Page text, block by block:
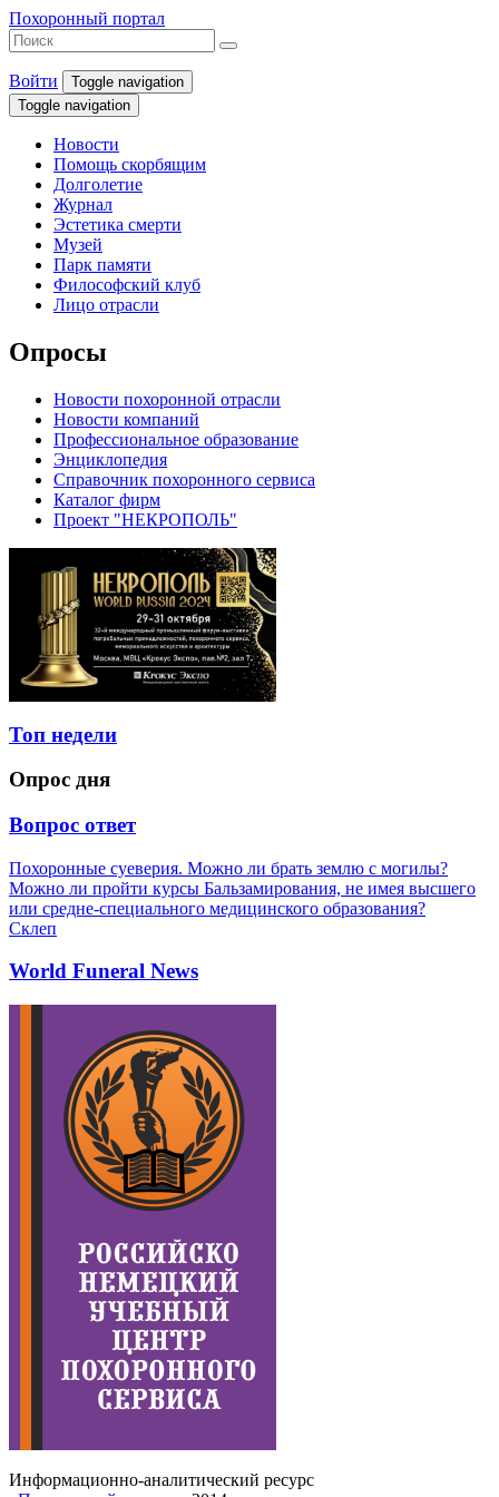
Похоронный портал
Войти
Toggle navigation
Toggle navigation
Новости
Помощь скорбящим
Долголетие
Журнал
Эстетика смерти
Музей
Парк памяти
Философский клуб
Лицо отрасли
Опросы
Новости похоронной отрасли
Новости компаний
Профессиональное образование
Энциклопедия
Справочник похоронного сервиса
Каталог фирм
Проект "НЕКРОПОЛЬ"
Топ недели
Опрос дня
Вопрос ответ
Похоронные суеверия. Можно ли брать землю с могилы?
Можно ли пройти курсы Бальзамирования, не имея высшего
или средне-специального медицинского образования?
Склеп
World Funeral News
Информационно-аналитический ресурс